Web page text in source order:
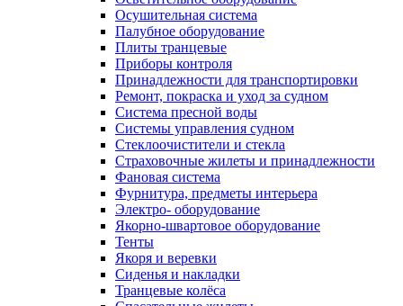
Осушительная система
Палубное оборудование
Плиты транцевые
Приборы контроля
Принадлежности для транспортировки
Ремонт, покраска и уход за судном
Система пресной воды
Системы управления судном
Стеклоочистители и стекла
Страховочные жилеты и принадлежности
Фановая система
Фурнитура, предметы интерьера
Электро- оборудование
Якорно-швартовое оборудование
Тенты
Якоря и веревки
Сиденья и накладки
Транцевые колёса